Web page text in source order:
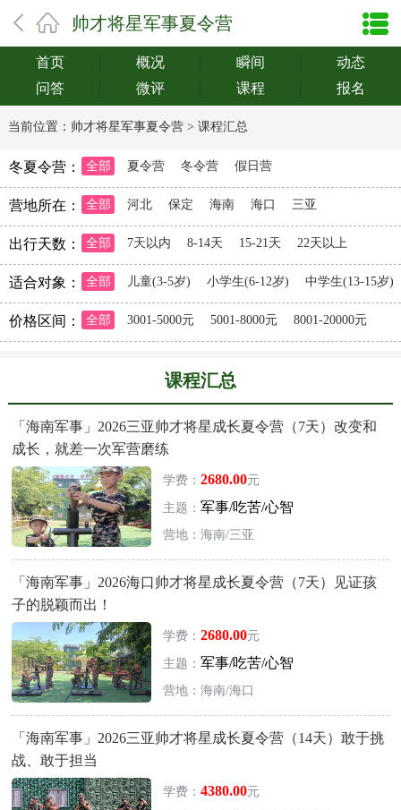
帅才将星军事夏令营
首页 概况 瞬间
动态
问答
微评 课程 报名
当前位置： 帅才将星军事夏令营> 课程汇总
冬夏令营： 全部 夏令营 冬令营 假日营
营地所在： 全部 河北 保定 海南 海口 三亚
出行天数： 全部 7天以内 8-14天 15-21天 22天以上
适合对象： 全部 儿童(3-5岁) 小学生(6-12岁) 中学生(13-15岁)
价格区间： 全部 3001-5000元 5001-8000元 8001-20000元
课程汇总
「海南军事」2026三亚帅才将星成长夏令营（7天）改变和
成长，就差一次军营磨练
学费： 2680.00元
主题： 军事/吃苦/心智
营地：海南/三亚
「海南军事」2026海口帅才将星成长夏令营（7天）见证孩
子的脱颖而出！
学费： 2680.00元
主题： 军事/吃苦/心智
营地：海南/海口
「海南军事」2026三亚帅才将星成长夏令营（14天）敢于挑
战、敢于担当
学费： 4380.00元